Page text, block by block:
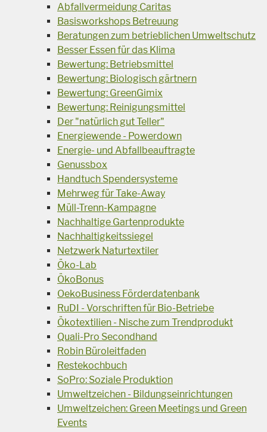
Abfallvermeidung Caritas
Basisworkshops Betreuung
Beratungen zum betrieblichen Umweltschutz
Besser Essen für das Klima
Bewertung: Betriebsmittel
Bewertung: Biologisch gärtnern
Bewertung: GreenGimix
Bewertung: Reinigungsmittel
Der "natürlich gut Teller"
Energiewende - Powerdown
Energie- und Abfallbeauftragte
Genussbox
Handtuch Spendersysteme
Mehrweg für Take-Away
Müll-Trenn-Kampagne
Nachhaltige Gartenprodukte
Nachhaltigkeitssiegel
Netzwerk Naturtextiler
Öko-Lab
ÖkoBonus
OekoBusiness Förderdatenbank
RuDI - Vorschriften für Bio-Betriebe
Ökotextilien - Nische zum Trendprodukt
Quali-Pro Secondhand
Robin Büroleitfaden
Restekochbuch
SoPro: Soziale Produktion
Umweltzeichen - Bildungseinrichtungen
Umweltzeichen: Green Meetings und Green
Events